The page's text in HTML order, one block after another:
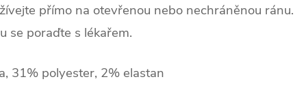
přímo na otevřenou nebo nechráněnou ránu.
se poraďte s lékařem.
31% polyester, 2% elastan